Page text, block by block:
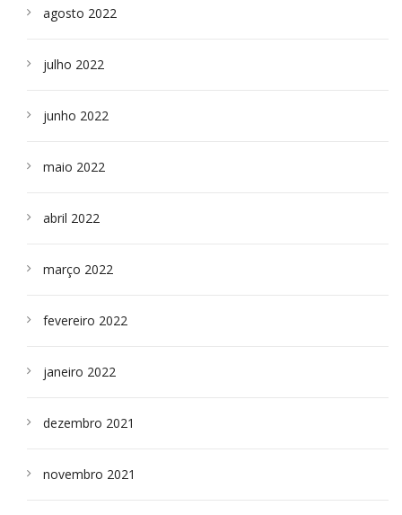
agosto 2022
julho 2022
junho 2022
maio 2022
abril 2022
março 2022
fevereiro 2022
janeiro 2022
dezembro 2021
novembro 2021